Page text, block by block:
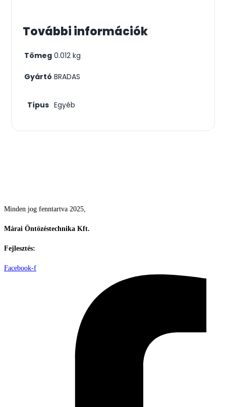
További információk
Tömeg 0.012 kg
Gyártó BRADAS
Típus Egyéb
Minden jog fenntartva 2025,
Márai Öntözéstechnika Kft.
Fejlesztés:
Facebook-f